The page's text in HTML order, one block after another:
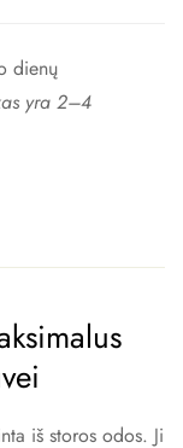
dienų
yra 2–4
iš storos odos. Ji